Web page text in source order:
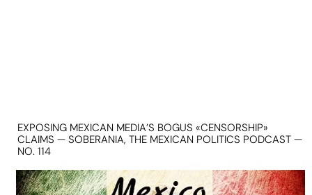
EXPOSING MEXICAN MEDIA’S BOGUS «CENSORSHIP»
CLAIMS — SOBERANIA, THE MEXICAN POLITICS PODCAST —
NO. 114